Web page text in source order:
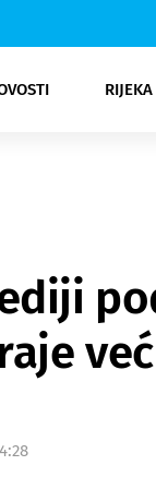
Opatija
NK
Moda
Kultura